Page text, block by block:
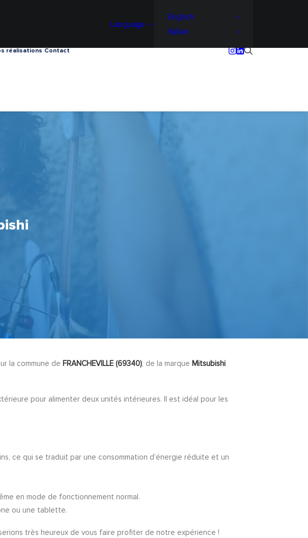
Language
English
Italian
réalisations Contact
la commune de FRANCHEVILLE (69340), de la marque Mitsubishi
pour alimenter deux unités intérieures. Il est idéal pour les
ce qui se traduit par une consommation d’énergie réduite et un
en mode de fonctionnement normal.
ou une tablette.
très heureux de vous faire profiter de notre expérience !